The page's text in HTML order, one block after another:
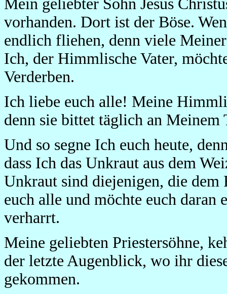
Mein geliebter Sohn Jesus
vorhanden. Dort ist der Böse.
endlich fliehen, denn viele
Ich, der Himmlische Vater,
Verderben.
Ich liebe euch alle! Meine
denn sie bittet täglich an Meinem
Und so segne Ich euch heute,
dass Ich das Unkraut aus dem
Unkraut sind diejenigen, die dem
euch alle und möchte euch
verharrt.
Meine geliebten Priestersöhne,
der letzte Augenblick, wo ihr
gekommen.